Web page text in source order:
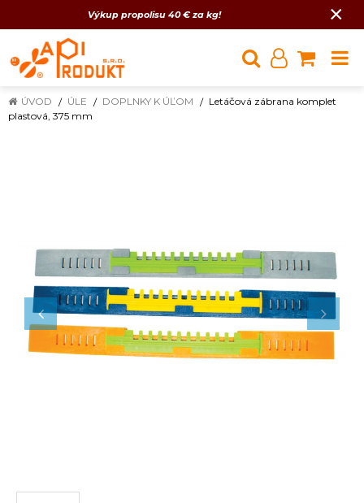
Výkup propolisu 40 € za kg! ×
ÚVOD ÚLE DOPLNKY K ÚĽOM
Letáčová zábrana komplet
plastová, 375 mm